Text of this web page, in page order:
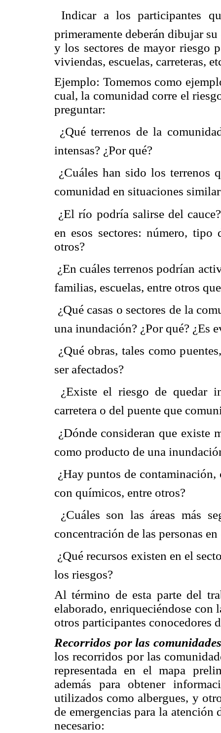
 Indicar a los participantes
primeramente deberán dibujar
y los sectores de mayor riesgo
viviendas, escuelas, carreteras,
Ejemplo: Tomemos como
cual, la comunidad corre el
preguntar:
 ¿Qué terrenos de la
intensas? ¿Por qué?
 ¿Cuáles han sido los
comunidad en situaciones
 ¿El río podría salirse del
en esos sectores: número, tipo
otros?
 ¿En cuáles terrenos podrían
familias, escuelas, entre otros
 ¿Qué casas o sectores de la
una inundación? ¿Por qué? ¿Es
 ¿Qué obras, tales como
ser afectados?
 ¿Existe el riesgo de quedar
carretera o del puente que
 ¿Dónde consideran que
como producto de una
 ¿Hay puntos de
con químicos, entre otros?
 ¿Cuáles son las áreas más
concentración de las personas
 ¿Qué recursos existen en el
los riesgos?
Al término de esta parte del
elaborado, enriqueciéndose con
otros participantes conocedores
Recorridos por las comunidades
los recorridos por las
representada en el mapa
además para obtener
utilizados como albergues, y
de emergencias para la
necesario: